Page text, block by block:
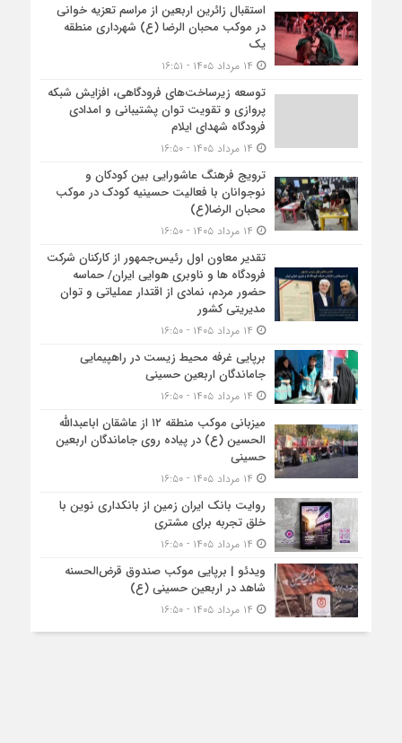
استقبال زائرین اربعین از مراسم تعزیه خوانی
در موکب محبان الرضا (ع) شهرداری منطقه
یک
توسعه زیرساخت‌های فرودگاهی، افزایش شبکه
پروازی و تقویت توان پشتیبانی و امدادی
فرودگاه شهدای ایلام
ترویج فرهنگ عاشورایی بین کودکان و
نوجوانان با فعالیت حسینیه کودک در موکب
محبان الرضا(ع)
تقدیر معاون اول رئیس‌جمهور از کارکنان شرکت
فرودگاه ها و ناوبری هوایی ایران/ حماسه
حضور مردم، نمادی از اقتدار عملیاتی و توان
مدیریتی کشور
برپایی غرفه محیط زیست در راهپیمایی
جاماندگان اربعین حسینی
میزبانی موکب منطقه ۱۲ از عاشقان اباعبدالله
الحسین (ع) در پیاده روی جاماندگان اربعین
حسینی
روایت بانک ایران زمین از بانکداری نوین با
خلق تجربه برای مشتری
ویدئو | برپایی موکب صندوق قرض‌الحسنه
شاهد در اربعین حسینی (ع)